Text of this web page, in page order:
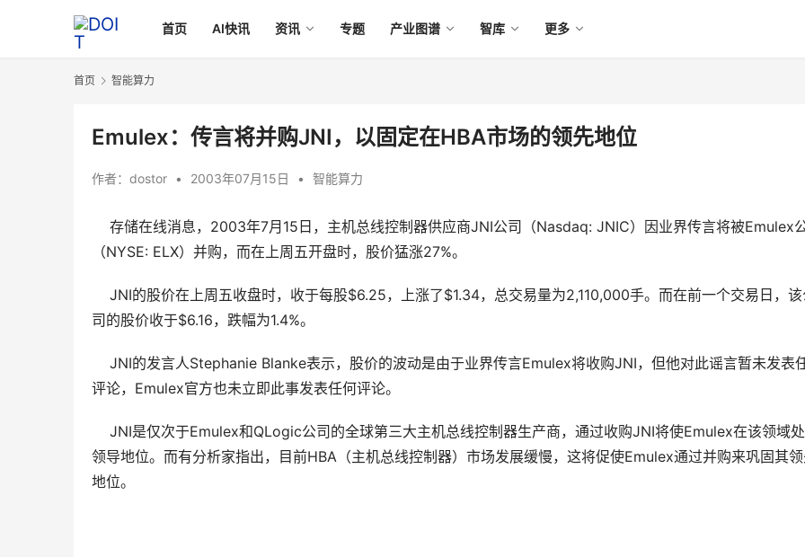
首页 AI快讯 资讯 专题 产业图谱 智库 更多
首页 智能算力
Emulex：传言将并购JNI，以固定在HBA市场的领先地位
作者： dostor • 2003年07月15日 • 智能算力
存储在线消息，2003年7月15日，主机总线控制器供应商JNI公司（Nasdaq: JNIC）因业界传言将被Emulex
（NYSE: ELX）并购，而在上周五开盘时，股价猛涨27%。
JNI的股价在上周五收盘时，收于每股$6.25，上涨了$1.34，总交易量为2,110,000手。而在前一个交易日，
司的股价收于$6.16，跌幅为1.4%。
JNI的发言人Stephanie Blanke表示，股价的波动是由于业界传言Emulex将收购JNI，但他对此谣言暂未发表
评论，Emulex官方也未立即此事发表任何评论。
JNI是仅次于Emulex和QLogic公司的全球第三大主机总线控制器生产商，通过收购JNI将使Emulex在该领域
领导地位。而有分析家指出，目前HBA（主机总线控制器）市场发展缓慢，这将促使Emulex通过并购来巩固其
地位。